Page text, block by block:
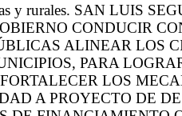
y rurales. SAN LUIS
CONDUCIR
ALINEAR LOS
PARA
LOS
A PROYECTO DE